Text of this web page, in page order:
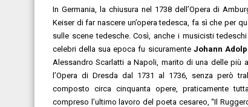
In Germania, la chiusura nel 1738 dell’Opera di
Keiser di far nascere un’opera tedesca, fa sì che per
sulle scene tedesche. Così, anche i musicisti
celebri della sua epoca fu sicuramente Johann
Alessandro Scarlatti a Napoli, marito di una delle più
l’Opera di Dresda dal 1731 al 1736, senza però
composto circa cinquanta opere, praticamente
compreso l’ultimo lavoro del poeta cesareo, “Il